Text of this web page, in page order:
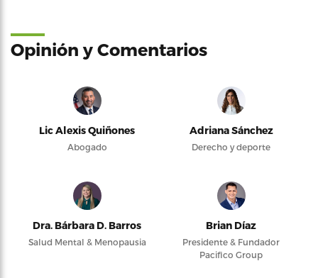
Opinión y Comentarios
Lic Alexis Quiñones
Abogado
Adriana Sánchez
Derecho y deporte
Dra. Bárbara D. Barros
Salud Mental & Menopausia
Brian Díaz
Presidente & Fundador
Pacifico Group